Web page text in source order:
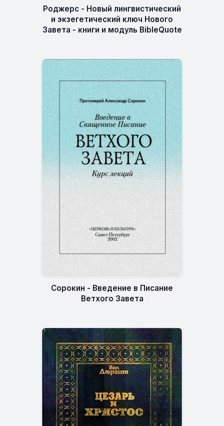
Роджерс - Новый лингвистический
и экзегетический ключ Нового
Завета - книги и модуль BibleQuote
Сорокин - Введение в Писание
Ветхого Завета